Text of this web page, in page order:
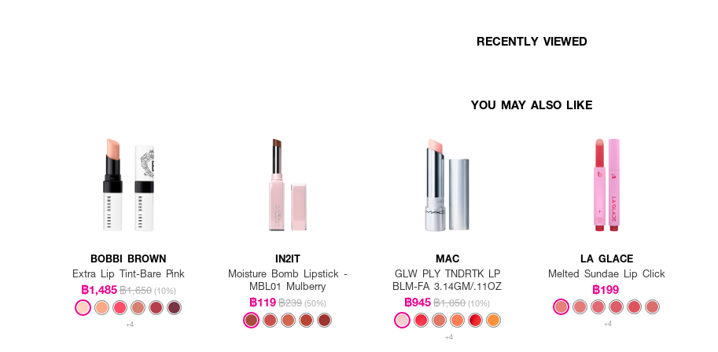
RECENTLY VIEWED
YOU MAY ALSO LIKE
BOBBI BROWN
Extra Lip Tint-Bare Pink
฿1,485฿1,650 (10%)
+4
IN2IT
Moisture Bomb Lipstick -
MBL01 Mulberry
฿119฿239 (50%)
MAC
GLW PLY TNDRTK LP
BLM-FA 3.14GM/.11OZ
฿945฿1,050 (10%)
+4
LA GLACE
Melted Sundae Lip Click
฿199
+4